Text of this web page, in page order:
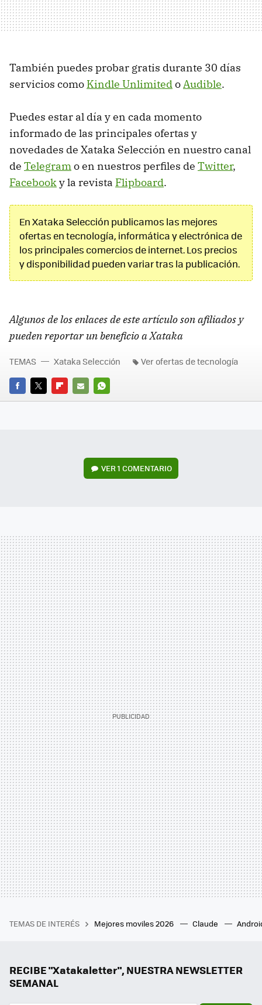
También puedes probar gratis durante 30 días
servicios como Kindle UnlimitedoAudible.
Puedes estar al día y en cada momento
informado de las principales ofertas y
novedades de Xataka Selección en nuestro canal
de Telegramo en nuestros perfiles de Twitter,
Facebooky la revista Flipboard.
En Xataka Selección publicamos las mejores
ofertas en tecnología, informática y electrónica de
los principales comercios de internet. Los precios
y disponibilidad pueden variar tras la publicación.
Algunos de los enlaces de este artículo son afiliados y
pueden reportar un beneficio a Xataka
FACEBOOK
TWITTERFLIPBOARD
E-
WHATSAPP
TEMAS Xataka Selección Ver ofertas de tecnología
VER1 COMENTARIO
TEMAS DE INTERÉS Mejores moviles 2026 Claude
RECIBE "Xatakaletter", NUESTRA NEWSLETTER
SEMANAL